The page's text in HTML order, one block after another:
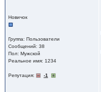
Новичок
Группа: Пользователи
Сообщений: 38
Пол: Мужской
Реальное имя: 1234
Репутация: -1